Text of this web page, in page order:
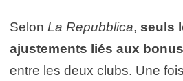
Selon La Repubblica, seuls
ajustements liés aux
entre les deux clubs. Une